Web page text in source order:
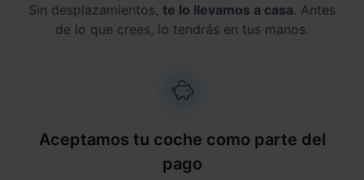
Sin desplazamientos, te lo llevamos a casa. Antes
de lo que crees, lo tendrás en tus manos.
Aceptamos tu coche como parte del
pago